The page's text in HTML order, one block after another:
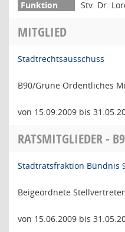
Stv. Dr.
MITGLIED
Stadtrechtsausschuss
B90/Grüne Ordentliches
von 15.09.2009 bis
RATSMITGLIEDER -
Stadtratsfraktion Bündnis
Beigeordnete
von 15.06.2009 bis